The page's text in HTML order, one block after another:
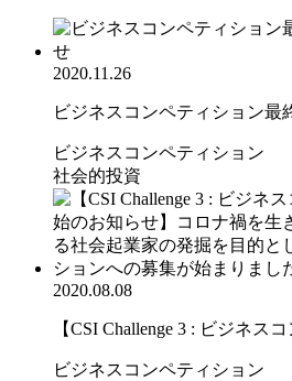
2020.11.26
ビジネスコンペティション最
ビジネスコンペティション
社会的投資
2020.08.08
【CSI Challenge 3 : ビジネス
ビジネスコンペティション